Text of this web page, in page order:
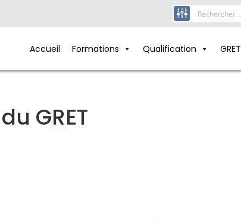
Accueil Formations Qualification GRET
du GRET